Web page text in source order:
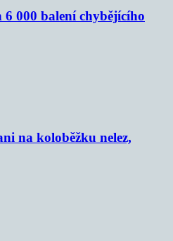
000 balení chybějícího
na koloběžku nelez,